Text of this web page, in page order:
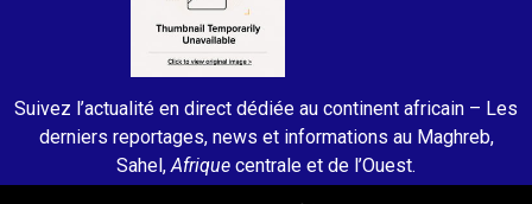
Suivez l’actualité en direct dédiée au continent africain – Les
derniers reportages, news et informations au Maghreb,
Sahel,Afrique centrale et de l’Ouest.